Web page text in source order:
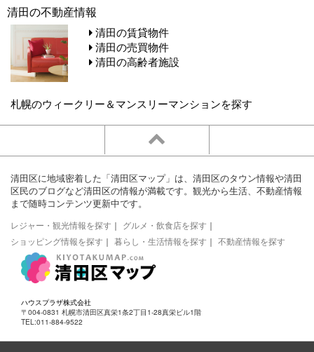
清田の不動産情報
清田の賃貸物件
清田の売買物件
清田の高齢者施設
札幌のウィークリー＆マンスリーマンションを探す
清田区に地域密着した「清田区マップ」は、清田区のタウン情報や清田
区民のブログなど清田区の情報が満載です。観光から生活、不動産情報
まで随時コンテンツ更新中です。
レジャー・観光情報を探す ｜ グルメ・飲食店を探す ｜
ショッピング情報を探す ｜ 暮らし・生活情報を探す ｜ 不動産情報を探す
ハウスプラザ株式会社
〒004-0831 札幌市清田区真栄1条2丁目1-28真栄ビル1階
TEL:011-884-9522